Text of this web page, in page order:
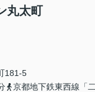
丸太町
181-5
京都地下鉄東西線「